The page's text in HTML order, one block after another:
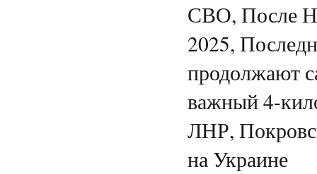
СВО, После
2025,
продолжают
важный 4-
ЛНР,
на Украине